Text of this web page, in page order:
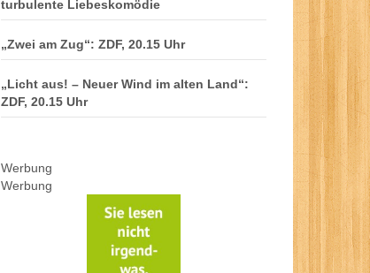
turbulente Liebeskomödie
„Zwei am Zug“: ZDF, 20.15 Uhr
„Licht aus! – Neuer Wind im alten Land“:
ZDF, 20.15 Uhr
Werbung
Werbung